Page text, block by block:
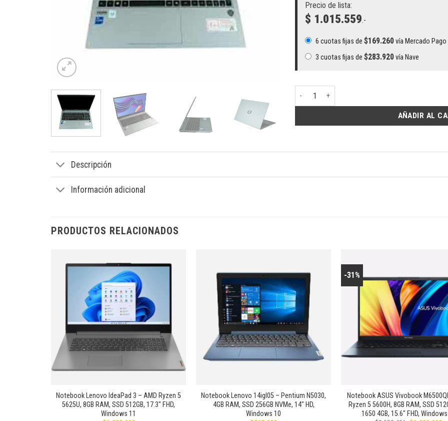
Precio de lista:
$ 1.015.559.-
6 cuotas fijas de $169.260vía Mercado Pago
3 cuotas fijas de $283.920vía Nave
Notebook Max M5 i3 Intel Core i3-1215U 8GB SSD
AÑADIR AL
Descripción
Información adicional
PRODUCTOS RELACIONADOS
Notebook Lenovo IdeaPad 3 – AMD Ryzen 5
5625U, 8GB RAM, SSD 512GB, 17.3″ FHD,
Windows 11
a la
deseos
Notebook Lenovo 14igl05 – Pentium N5030,
4GB RAM, SSD 256GB NVMe, 14″ HD,
Windows 10
-31%
Notebook ASUS Vivobook
Ryzen 5 5600H, 8GB RAM, SSD
1650 4GB, 15.6″ FHD, Windows